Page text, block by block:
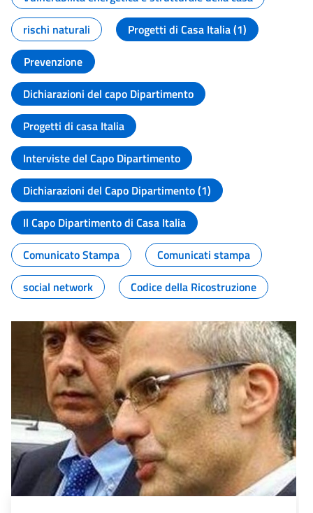
rischi naturali
Progetti di Casa Italia (1)
Prevenzione
Dichiarazioni del capo Dipartimento
Progetti di casa Italia
Interviste del Capo Dipartimento
Dichiarazioni del Capo Dipartimento (1)
Il Capo Dipartimento di Casa Italia
Comunicato Stampa
Comunicati stampa
social network
Codice della Ricostruzione